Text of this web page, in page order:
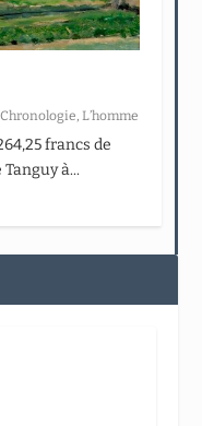
|Chronologie,L’homme
francs de
à...